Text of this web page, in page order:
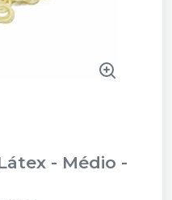
- Médio -